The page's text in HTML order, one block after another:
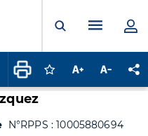
Ouvrir laMenu
Connectez-vous
Augmenter la
N°RPPS : 10005880694